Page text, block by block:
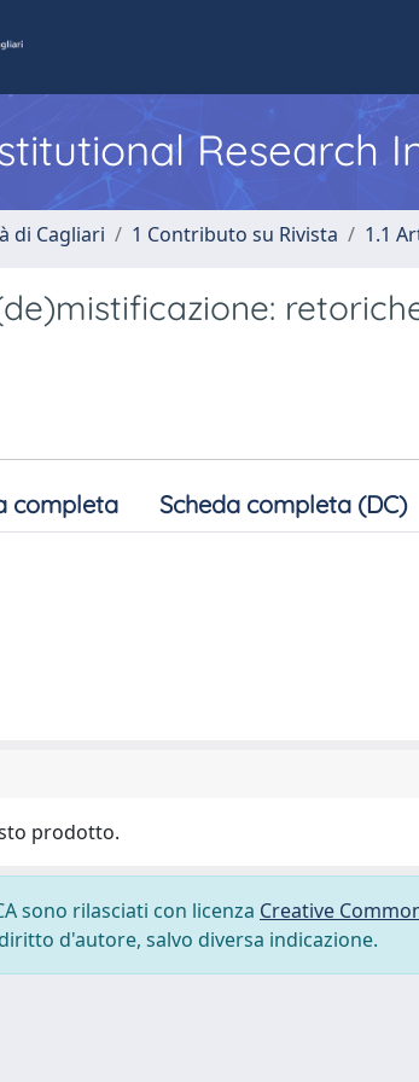
Research
di Cagliari 1 Contributo su Rivista 1.1
completa Scheda completa (DC)
prodotto.
sono rilasciati con licenza Creative
d'autore, salvo diversa indicazione.